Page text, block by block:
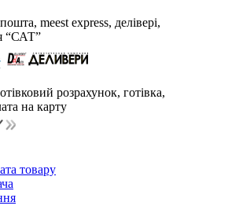
meest express, делівері,
“САТ”
розрахунок, готівка,
на карту
товару